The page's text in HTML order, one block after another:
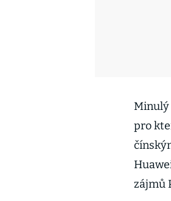
pro
zájmů